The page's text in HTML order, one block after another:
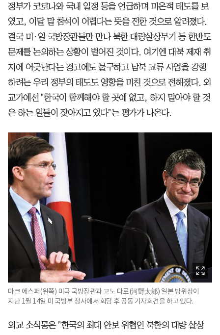
정부가 코로나와 국내 일정 등을 언급하며 미온적 태도를 보
였고, 이달 말 참석이 어렵다는 뜻을 전한 것으로 알려졌다.
결국 미·일 국방장관들만 만나 북한 대량살상무기 등 한반도
문제를 논의하는 상황이 벌어진 것이다. 여기엔 대북 제재 취
지에 어긋난다는 경고에도 불구하고 남북 교류 사업을 강행
하려는 우리 정부의 태도도 영향을 미친 것으로 전해졌다. 외
교가에선 "한국이 함께해야 할 곳에 없고, 하지 말아야 할 것
은 하는 일들이 잦아지고 있다"는 평가가 나온다.
마크 에스퍼(왼쪽) 미국 국방장관과 고노 다로(河野太郞) 일본 방위상이
지난 1월 14일 미 국방부 청사에서 회담 후 공동 기자회견을 하고 있다.
외교 소식통은 "한국의 최대 안보 위협인 북한의 대량 살상